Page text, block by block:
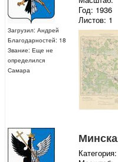
Загрузил: Андрей
Благодарностей: 18
Звание: Еще не
определился
Самара
Год: 1936
Листов: 1